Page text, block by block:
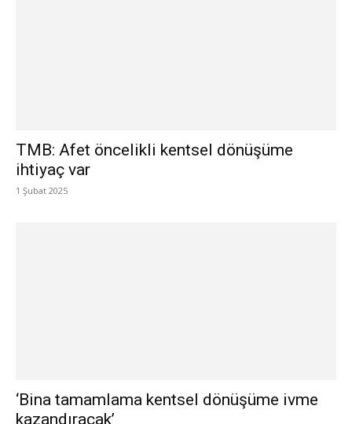
TMB: Afet öncelikli kentsel dönüşüme
ihtiyaç var
1 Şubat 2025
‘Bina tamamlama kentsel dönüşüme ivme
kazandıracak’